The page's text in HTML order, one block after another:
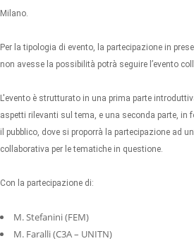
Milano.
Per la tipologia di evento, la partecipazione in
non avesse la possibilità potrà seguire l’evento
L'evento è strutturato in una prima parte
aspetti rilevanti sul tema, e una seconda parte, in
il pubblico, dove si proporrà la partecipazione ad
collaborativa per le tematiche in questione.
Con la partecipazione di:
M. Stefanini (FEM)
M. Faralli (C3A – UNITN)